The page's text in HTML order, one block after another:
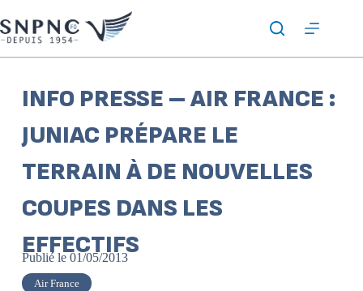
INFO PRESSE – AIR FRANCE :
JUNIAC PRÉPARE LE
TERRAIN À DE NOUVELLES
COUPES DANS LES
EFFECTIFS
Publié le 01/05/2013
Air France